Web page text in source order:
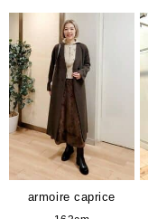
armoire caprice